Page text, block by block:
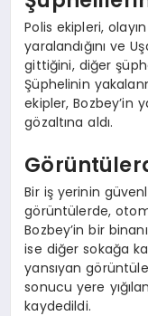
Polis ekipleri,
yaralandığını ve
gittiğini, diğer
Şüphelinin
ekipler, Bozbey’in
gözaltına aldı.
Bir iş yerinin
görüntülerde,
Bozbey’in bir
ise diğer sokağa
yansıyan
sonucu yere
kaydedildi.